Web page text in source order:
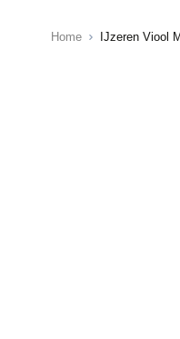
Home IJzeren Viool